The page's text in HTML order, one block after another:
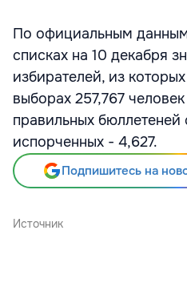
По официальным
списках на 10 декабря
избирателей, из
выборах 257,767
правильных бюллетеней
испорченных - 4,627.
Подпишитесь на
Источник